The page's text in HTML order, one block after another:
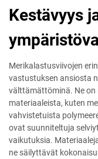
Kestävyys
Merikalastusviivojen
vastustuksen ansiosta
välttämättöminä. Ne
materiaaleista, kuten
vahvistetuista
ovat suunniteltuja
vaikutuksia.
ne säilyttävät